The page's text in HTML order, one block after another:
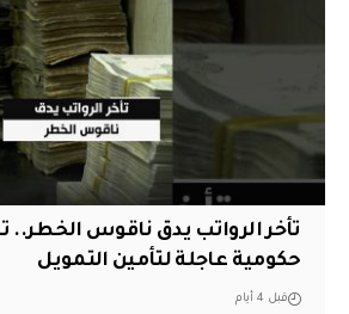
تأخر الرواتب يدق ناقوس
حكومية عاجلة لتأمين التمويل
قبل 4 أيام